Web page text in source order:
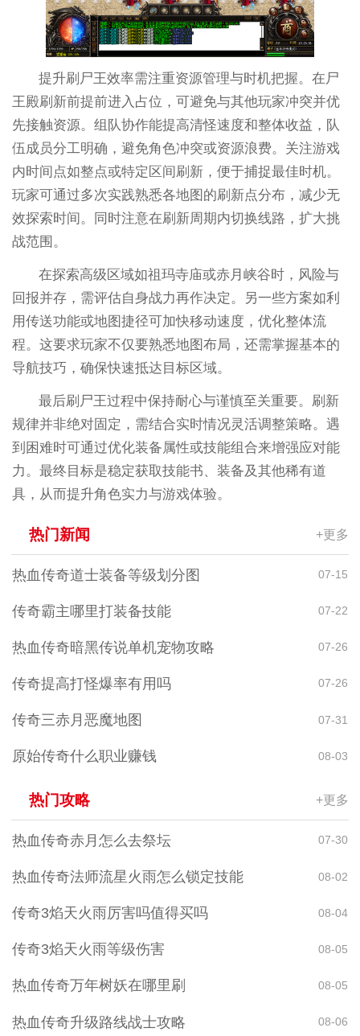
提升刷尸王效率需注重资源管理与时机把握。在尸
王殿刷新前提前进入占位，可避免与其他玩家冲突并优
先接触资源。组队协作能提高清怪速度和整体收益，队
伍成员分工明确，避免角色冲突或资源浪费。关注游戏
内时间点如整点或特定区间刷新，便于捕捉最佳时机。
玩家可通过多次实践熟悉各地图的刷新点分布，减少无
效探索时间。同时注意在刷新周期内切换线路，扩大挑
战范围。
在探索高级区域如祖玛寺庙或赤月峡谷时，风险与
回报并存，需评估自身战力再作决定。另一些方案如利
用传送功能或地图捷径可加快移动速度，优化整体流
程。这要求玩家不仅要熟悉地图布局，还需掌握基本的
导航技巧，确保快速抵达目标区域。
最后刷尸王过程中保持耐心与谨慎至关重要。刷新
规律并非绝对固定，需结合实时情况灵活调整策略。遇
到困难时可通过优化装备属性或技能组合来增强应对能
力。最终目标是稳定获取技能书、装备及其他稀有道
具，从而提升角色实力与游戏体验。
热门新闻 +更多
热血传奇道士装备等级划分图 07-15
传奇霸主哪里打装备技能 07-22
热血传奇暗黑传说单机宠物攻略 07-26
传奇提高打怪爆率有用吗 07-26
传奇三赤月恶魔地图 07-31
原始传奇什么职业赚钱 08-03
热门攻略 +更多
热血传奇赤月怎么去祭坛 07-30
热血传奇法师流星火雨怎么锁定技能 08-02
传奇3焰天火雨厉害吗值得买吗 08-04
传奇3焰天火雨等级伤害 08-05
热血传奇万年树妖在哪里刷 08-05
热血传奇升级路线战士攻略 08-06